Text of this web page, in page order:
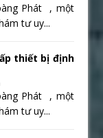
Phát , một
tư uy...
thiết bị định
Phát , một
tư uy...